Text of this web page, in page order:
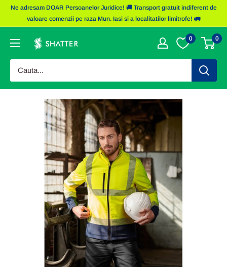
SaritiNe adresam DOAR Persoanelor Juridice! 🚚 Transport gratuit indiferent de
valoare comenzii pe raza Mun. Iasi si a localitatilor limitrofe! 🚛
Obiecte
Shatter
0 0